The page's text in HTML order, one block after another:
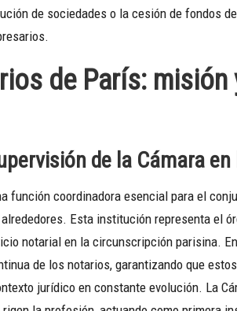
de sociedades o la cesión de fondos
de París:
de la Cámara en
función coordinadora esencial para el
Esta institución representa el
notarial en la circunscripción parisina.
de los notarios, garantizando que
jurídico en constante evolución. La